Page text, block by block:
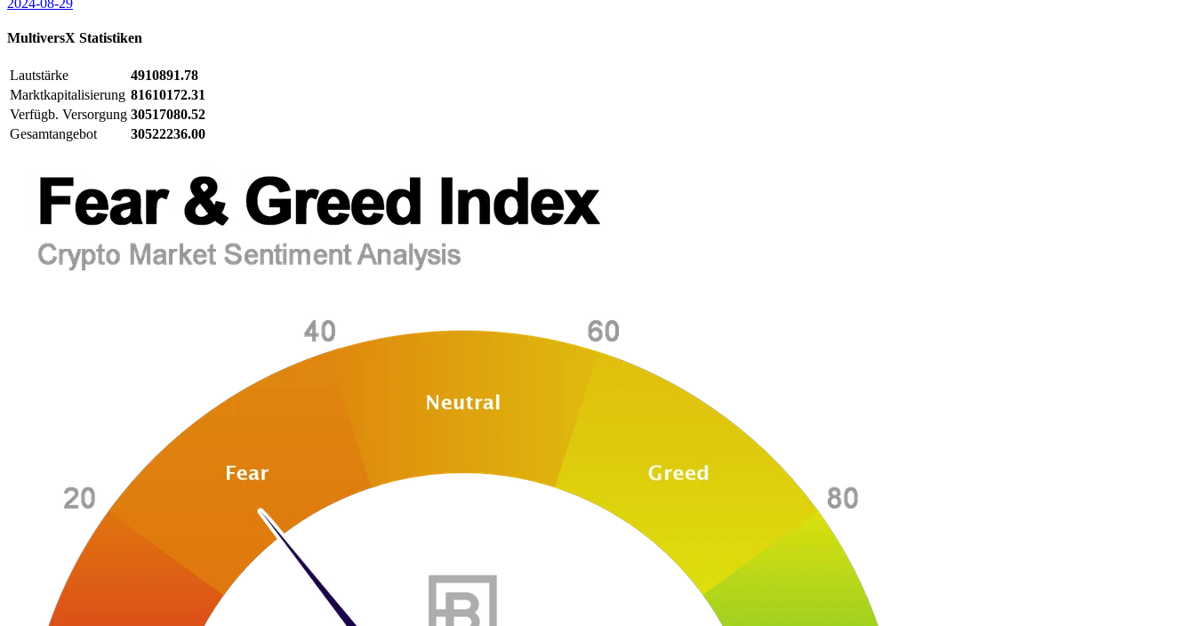
MultiversX Statistiken
Lautstärke
4910891.78
Marktkapitalisierung 81610172.31
Verfügb. Versorgung 30517080.52
Gesamtangebot
30522236.00